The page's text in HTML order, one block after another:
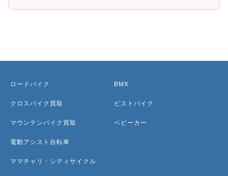
ロードバイク
クロスバイク買取
マウンテンバイク買取
電動アシスト自転車
ママチャリ・シティサイクル
BMX
ピストバイク
ベビーカー